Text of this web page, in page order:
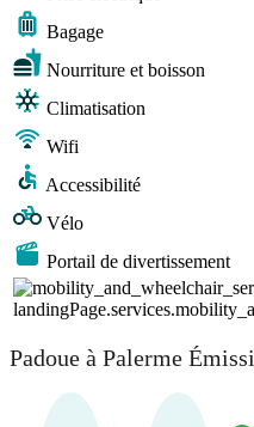
Bagage
Nourriture et boisson
Climatisation
Wifi
Accessibilité
Vélo
Portail de divertissement
Padoue à Palerme